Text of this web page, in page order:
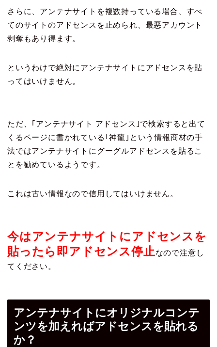
さらに、アンテナサイトを複数持っている場合、すべ
てのサイトのアドセンスを止められ、最悪アカウント
剥奪もあり得ます。
というわけで絶対にアンテナサイトにアドセンスを貼
ってはいけません。
ただ、 ｢アンテナサイト アドセンス｣で検索すると出て
くるページに書かれている ｢神龍｣ という情報商材の手
法ではアンテナサイトにグーグルアドセンスを貼るこ
とを勧めているようです。
これは古い情報なので信用してはいけません。
今はアンテナサイトにアドセンスを
貼ったら即アドセンス停止なので注意し
てください。
アンテナサイトにオリジナルコンテ
ンツを加えればアドセンスを貼れる
か？